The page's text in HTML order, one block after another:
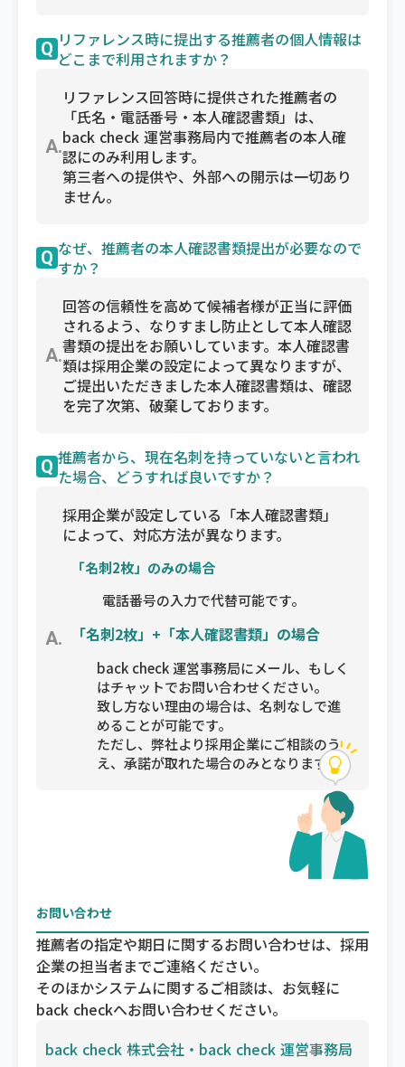
Q リファレンス時に提出する推薦者の個人情報は
どこまで利用されますか？
A.
リファレンス回答時に提供された推薦者の
「氏名・電話番号・本人確認書類」は、
back check 運営事務局内で推薦者の本人確
認にのみ利用します。
第三者への提供や、外部への開示は一切あり
ません。
Q なぜ、推薦者の本人確認書類提出が必要なので
すか？
A.
回答の信頼性を高めて候補者様が正当に評価
されるよう、なりすまし防止として本人確認
書類の提出をお願いしています。本人確認書
類は採用企業の設定によって異なりますが、
ご提出いただきました本人確認書類は、確認
を完了次第、破棄しております。
Q 推薦者から、現在名刺を持っていないと言われ
た場合、どうすれば良いですか？
A.
採用企業が設定している「本人確認書類」
によって、対応方法が異なります。
「名刺2枚」のみの場合
電話番号の入力で代替可能です。
「名刺2枚」+「本人確認書類」の場合
back check 運営事務局にメール、もしく
はチャットでお問い合わせください。
致し方ない理由の場合は、名刺なしで進
めることが可能です。
ただし、弊社より採用企業にご相談のう
え、承諾が取れた場合のみとなります。
お問い合わせ
推薦者の指定や期日に関するお問い合わせは、採用
企業の担当者までご連絡ください。
そのほかシステムに関するご相談は、お気軽に
back checkへお問い合わせください。
back check 株式会社・back check 運営事務局